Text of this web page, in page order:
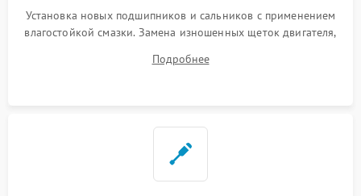
Установка новых подшипников и сальников с применением
влагостойкой смазки. Замена изношенных щеток двигателя,
или поврежденной резиновой манжеты.
Подробнее